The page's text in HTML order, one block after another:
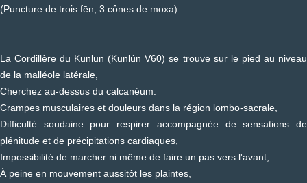
(Puncture de trois fēn, 3 cônes de moxa).
La Cordillère du Kunlun (Kūnlún V60) se trouve sur le pied au niveau
de la malléole latérale,
Cherchez au-dessus du calcanéum.
Crampes musculaires et douleurs dans la région lombo-sacrale,
Difficulté soudaine pour respirer accompagnée de sensations de
plénitude et de précipitations cardiaques,
Impossibilité de marcher ni même de faire un pas vers l'avant,
À peine en mouvement aussitôt les plaintes,